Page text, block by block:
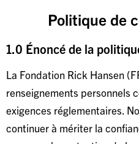
Politique de
1.0 Énoncé de la
La Fondation Rick Hansen
renseignements personnels
exigences réglementaires.
continuer à mériter la